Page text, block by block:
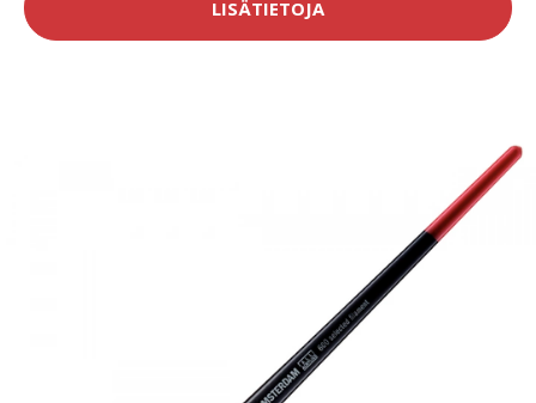
LISÄTIETOJA